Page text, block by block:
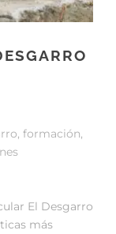
, formación,
El Desgarro
más